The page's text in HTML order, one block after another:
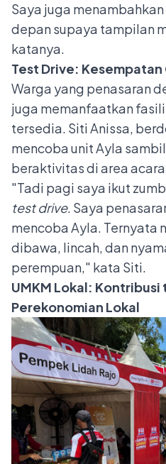
Saya juga
depan supaya tampilan
katanya.
Test Drive:
Warga yang penasaran
juga memanfaatkan
tersedia. Siti Anissa,
mencoba unit Ayla
beraktivitas di area
"Tadi pagi saya ikut
test drive. Saya
mencoba Ayla. Ternyata
dibawa, lincah, dan
perempuan," kata Siti.
UMKM Lokal:
Perekonomian Lokal